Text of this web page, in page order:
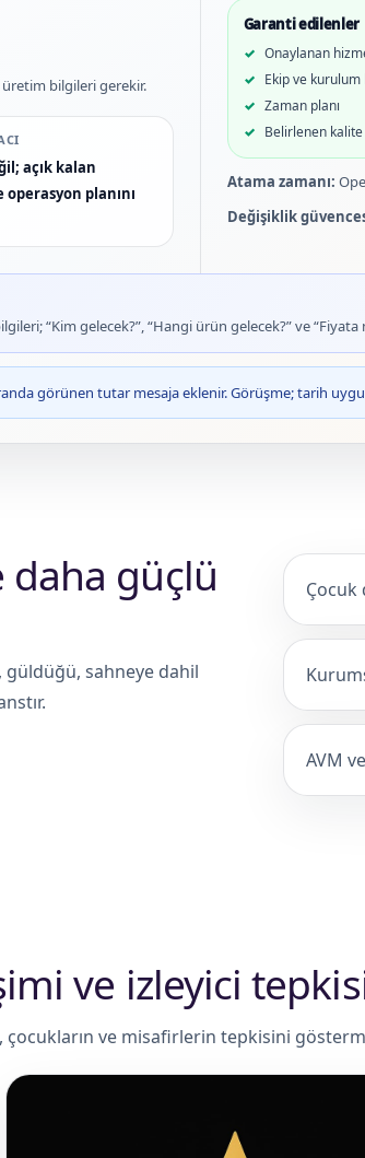
bilgileri gerekir.
açık kalan
planını
Garanti edilenler
Onaylanan
Ekip ve kurulum
Zaman planı
Belirlenen kalite
Atama zamanı:
Değişiklik
“Kim gelecek?”, “Hangi ürün gelecek?” ve
görünen tutar mesaja eklenir. Görüşme; tarih
güçlü
güldüğü, sahneye dahil
Çocuk
AVM
ve izleyici
ve misafirlerin tepkisini